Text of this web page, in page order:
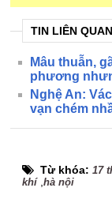
TIN LIÊN QUAN
Mâu thuẫn,
phương
Nghệ An:
vạn chém
Từ khóa:17
khí,hà nội